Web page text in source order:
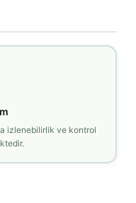
izlenebilirlik ve kontrol